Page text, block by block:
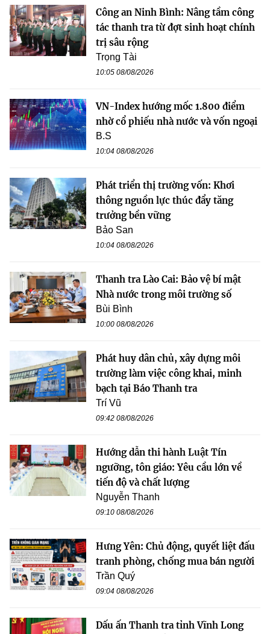
Công an Ninh Bình: Nâng tầm công
tác thanh tra từ đợt sinh hoạt chính
trị sâu rộng
Trọng Tài
10:05 08/08/2026
VN-Index hướng mốc 1.800 điểm
nhờ cổ phiếu nhà nước và vốn ngoại
B.S
10:04 08/08/2026
Phát triển thị trường vốn: Khơi
thông nguồn lực thúc đẩy tăng
trưởng bền vững
Bảo San
10:04 08/08/2026
Thanh tra Lào Cai: Bảo vệ bí mật
Nhà nước trong môi trường số
Bùi Bình
10:00 08/08/2026
Phát huy dân chủ, xây dựng môi
trường làm việc công khai, minh
bạch tại Báo Thanh tra
Trí Vũ
09:42 08/08/2026
Hướng dẫn thi hành Luật Tín
ngưỡng, tôn giáo: Yêu cầu lớn về
tiến độ và chất lượng
Nguyễn Thanh
09:10 08/08/2026
Hưng Yên: Chủ động, quyết liệt đấu
tranh phòng, chống mua bán người
Trần Quý
09:04 08/08/2026
Dấu ấn Thanh tra tỉnh Vĩnh Long